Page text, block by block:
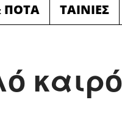
ΠΟΤΑ ΤΑΙΝΙΕΣ